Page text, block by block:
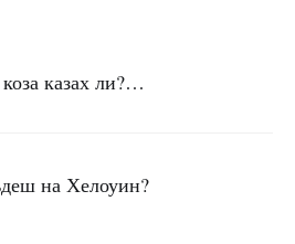
казах ли?…
на Хелоуин?